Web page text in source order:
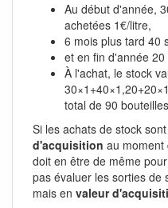
Au début d'année,
achetées 1€/litre,
6 mois plus tard 40
et en fin d'année
À l'achat, le stock
total de 90
Si les achats de stock
d'acquisition au moment
doit en être de même
pas évaluer les sorties de
mais en valeur